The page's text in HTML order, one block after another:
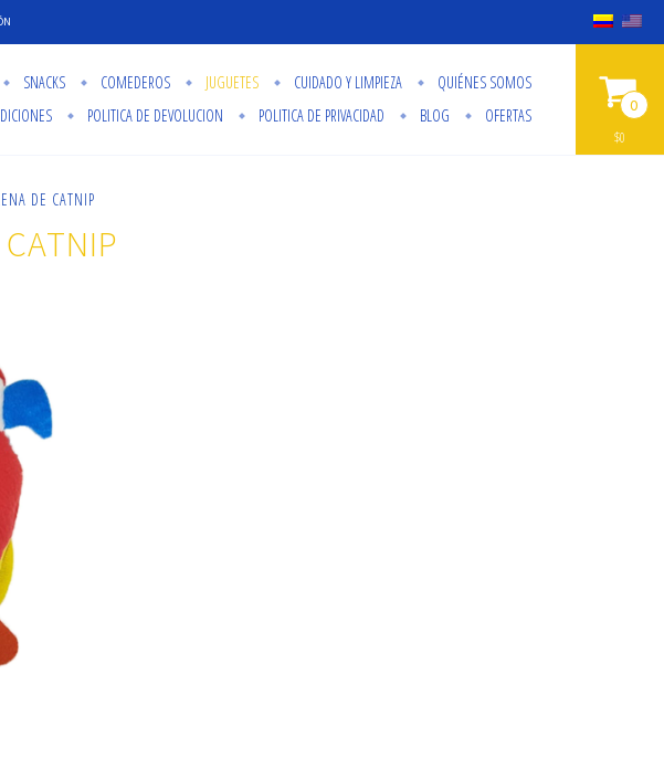
SNACKS COMEDEROS JUGUETES CUIDADO Y LIMPIEZA
QUIÉNES SOMOS
POLITICA DE DEVOLUCION POLITICA DE PRIVACIDAD BLOG OFERTAS 0
$0
DE CATNIP